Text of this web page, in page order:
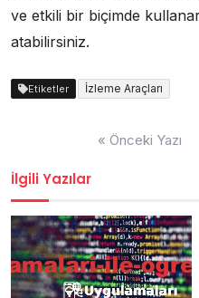
ve etkili bir biçimde
atabilirsiniz.
Etiketler İzleme Araçları
« Önceki Yazı
İlgili Yazılar